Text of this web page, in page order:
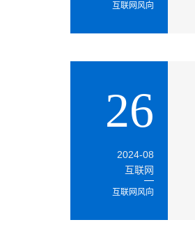
互联网风向
26
2024-08
互联网
互联网风向